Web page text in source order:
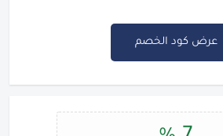
عرض كود الخصم